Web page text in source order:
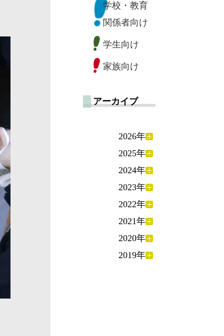
学校・教育
関係者向け
学生向け
家族向け
アーカイブ
2026年
2025年
2024年
2023年
2022年
2021年
2020年
2019年